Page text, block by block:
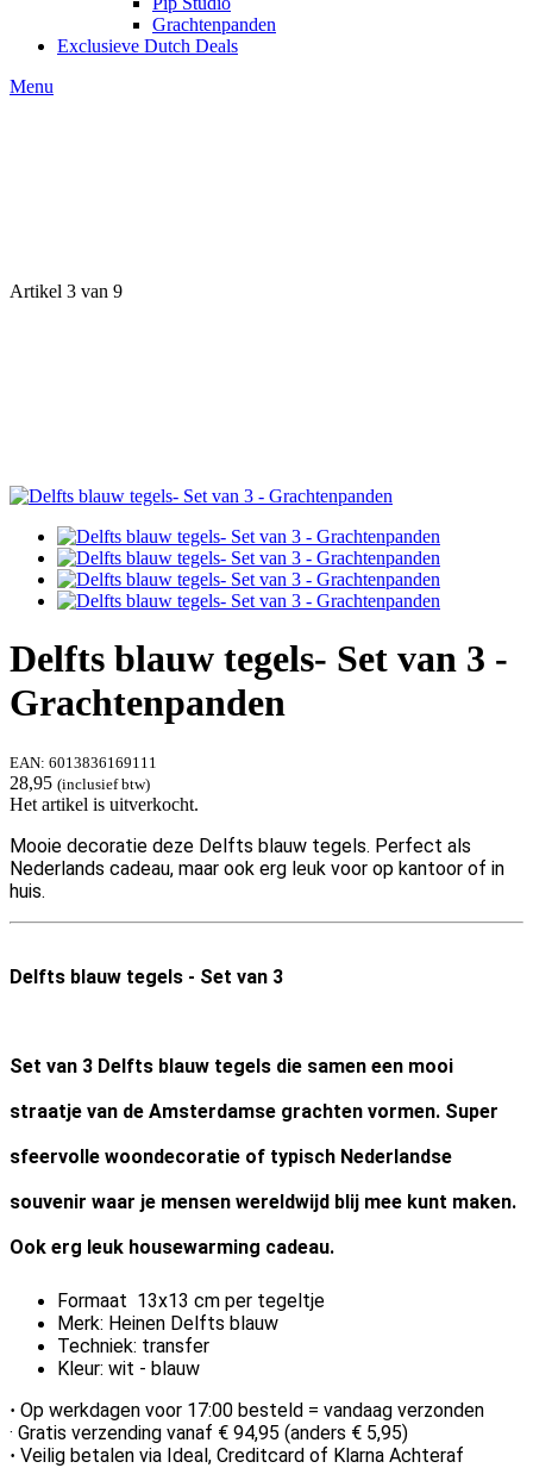
Grachtenpanden
Exclusieve Dutch Deals
Menu
Artikel 3 van 9
Delfts blauw tegels- Set van 3 -
Grachtenpanden
EAN: 6013836169111
28,95 (inclusief btw)
Het artikel is uitverkocht.
Mooie decoratie deze Delfts blauw tegels. Perfect als
Nederlands cadeau, maar ook erg leuk voor op kantoor of in
huis.
Delfts blauw tegels - Set van 3
Set van 3 Delfts blauw tegels die samen een mooi
straatje van de Amsterdamse grachten vormen. Super
sfeervolle woondecoratie of typisch Nederlandse
souvenir waar je mensen wereldwijd blij mee kunt maken.
Ook erg leuk housewarming cadeau.
Formaat 13x13 cm per tegeltje
Merk: Heinen Delfts blauw
Techniek: transfer
Kleur: wit - blauw
· Op werkdagen voor 17:00 besteld = vandaag verzonden
· Gratis verzending vanaf € 94,95 (anders € 5,95)
· Veilig betalen via Ideal, Creditcard of Klarna Achteraf